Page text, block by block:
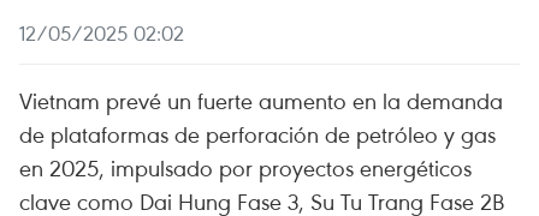
12/05/2025 02:02
Vietnam prevé un fuerte aumento en la demanda
de plataformas de perforación de petróleo y gas
en 2025, impulsado por proyectos energéticos
clave como Dai Hung Fase 3, Su Tu Trang Fase 2B